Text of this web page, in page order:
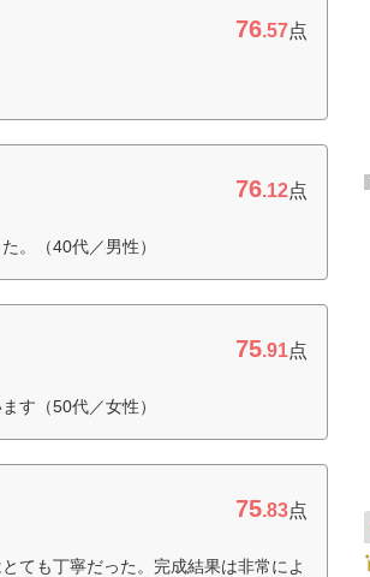
76.57点
76.12点
。（40代／男性）
75.91点
す（50代／女性）
75.83点
ても丁寧だった。完成結果は非常によ